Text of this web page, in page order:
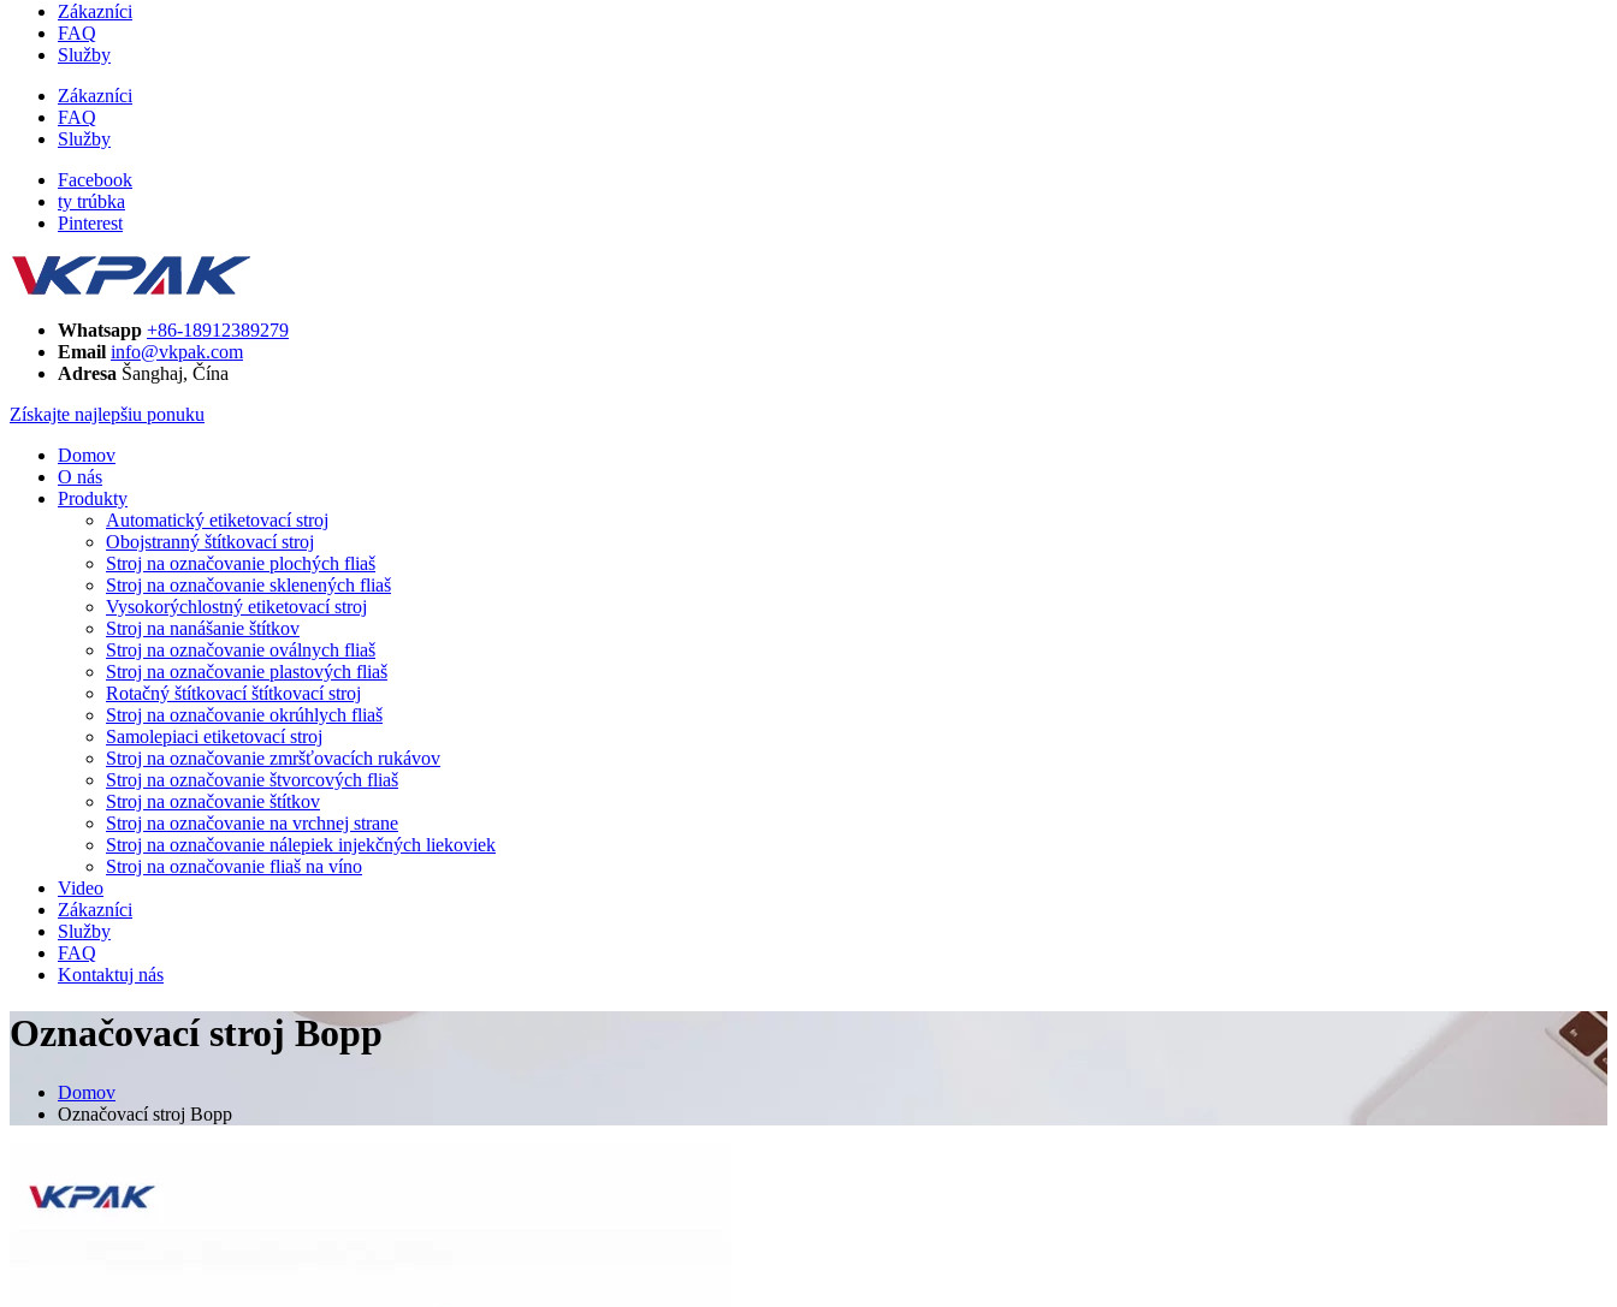
Zákazníci
FAQ
Služby
Zákazníci
FAQ
Služby
Facebook
ty trúbka
Pinterest
Whatsapp +86-18912389279
Email info@vkpak.com
Adresa Šanghaj, Čína
Získajte najlepšiu ponuku
Domov
O nás
Produkty
Automatický etiketovací stroj
Obojstranný štítkovací stroj
Stroj na označovanie plochých fliaš
Stroj na označovanie sklenených fliaš
Vysokorýchlostný etiketovací stroj
Stroj na nanášanie štítkov
Stroj na označovanie oválnych fliaš
Stroj na označovanie plastových fliaš
Rotačný štítkovací štítkovací stroj
Stroj na označovanie okrúhlych fliaš
Samolepiaci etiketovací stroj
Stroj na označovanie zmršťovacích rukávov
Stroj na označovanie štvorcových fliaš
Stroj na označovanie štítkov
Stroj na označovanie na vrchnej strane
Stroj na označovanie nálepiek injekčných liekoviek
Stroj na označovanie fliaš na víno
Video
Zákazníci
Služby
FAQ
Kontaktuj nás
Označovací stroj Bopp
Domov
Označovací stroj Bopp